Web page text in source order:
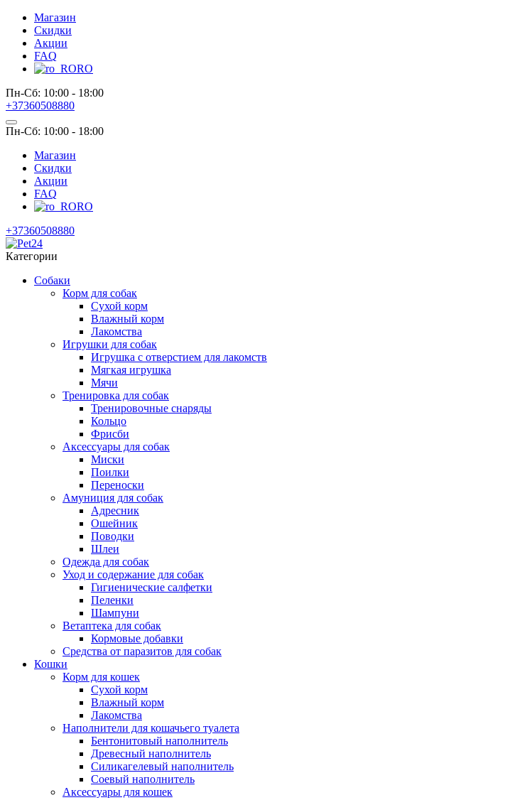
Магазин
Скидки
Акции
FAQ
RO
Пн-Сб: 10:00 - 18:00
+37360508880
Пн-Сб: 10:00 - 18:00
Магазин
Скидки
Акции
FAQ
RO
+37360508880
Категории
Собаки
Корм для собак
Сухой корм
Влажный корм
Лакомства
Игрушки для собак
Игрушка с отверстием для лакомств
Мягкая игрушка
Мячи
Тренировка для собак
Тренировочные снаряды
Кольцо
Фрисби
Аксессуары для собак
Миски
Поилки
Переноски
Амуниция для собак
Адресник
Ошейник
Поводки
Шлеи
Одежда для собак
Уход и содержание для собак
Гигиенические салфетки
Пеленки
Шампуни
Ветаптека для собак
Кормовые добавки
Средства от паразитов для собак
Кошки
Корм для кошек
Сухой корм
Влажный корм
Лакомства
Наполнители для кошачьего туалета
Бентонитовый наполнитель
Древесный наполнитель
Силикагелевый наполнитель
Соевый наполнитель
Аксессуары для кошек